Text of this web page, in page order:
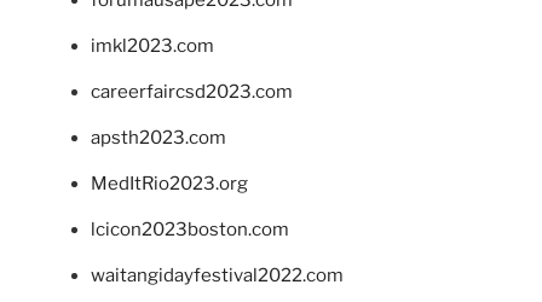
imkl2023.com
careerfaircsd2023.com
apsth2023.com
MedItRio2023.org
lcicon2023boston.com
waitangidayfestival2022.com